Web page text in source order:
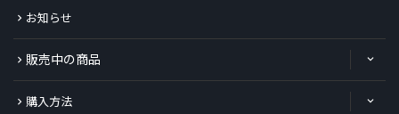
お知らせ
販売中の商品
購入方法